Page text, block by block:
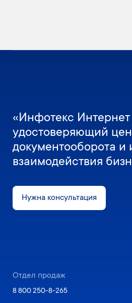
«Инфотекс
удостоверяющий
документооборота
взаимодействия
Нужна консультация
Отдел продаж
8 800 250-8-265